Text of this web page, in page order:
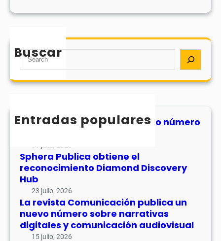
Buscar
S
a
h
Entradas populares
MHJournal publica el segundo número
Sphera Publica obtiene el
reconocimiento Diamond Discovery
Hub
23 julio, 2026
La revista Comunicación publica un
nuevo número sobre narrativas
digitales y comunicación audiovisual
15 julio, 2026